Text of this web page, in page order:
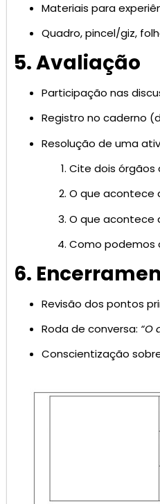
Materiais para
Quadro, pincel/giz,
5. Avaliação
Participação nas
Registro no caderno
Resolução de uma
Cite dois órgãos
O que acontece
O que acontece
Como podemos
6.
Revisão dos pontos
Roda de conversa: “O
Conscientização